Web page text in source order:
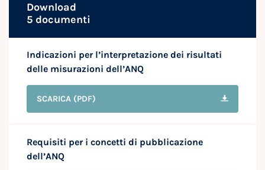
Download
5 documenti
Indicazioni per l’interpretazione dei risultati
delle misurazioni dell’ANQ
SCARICA (PDF)
Requisiti per i concetti di pubblicazione
dell’ANQ